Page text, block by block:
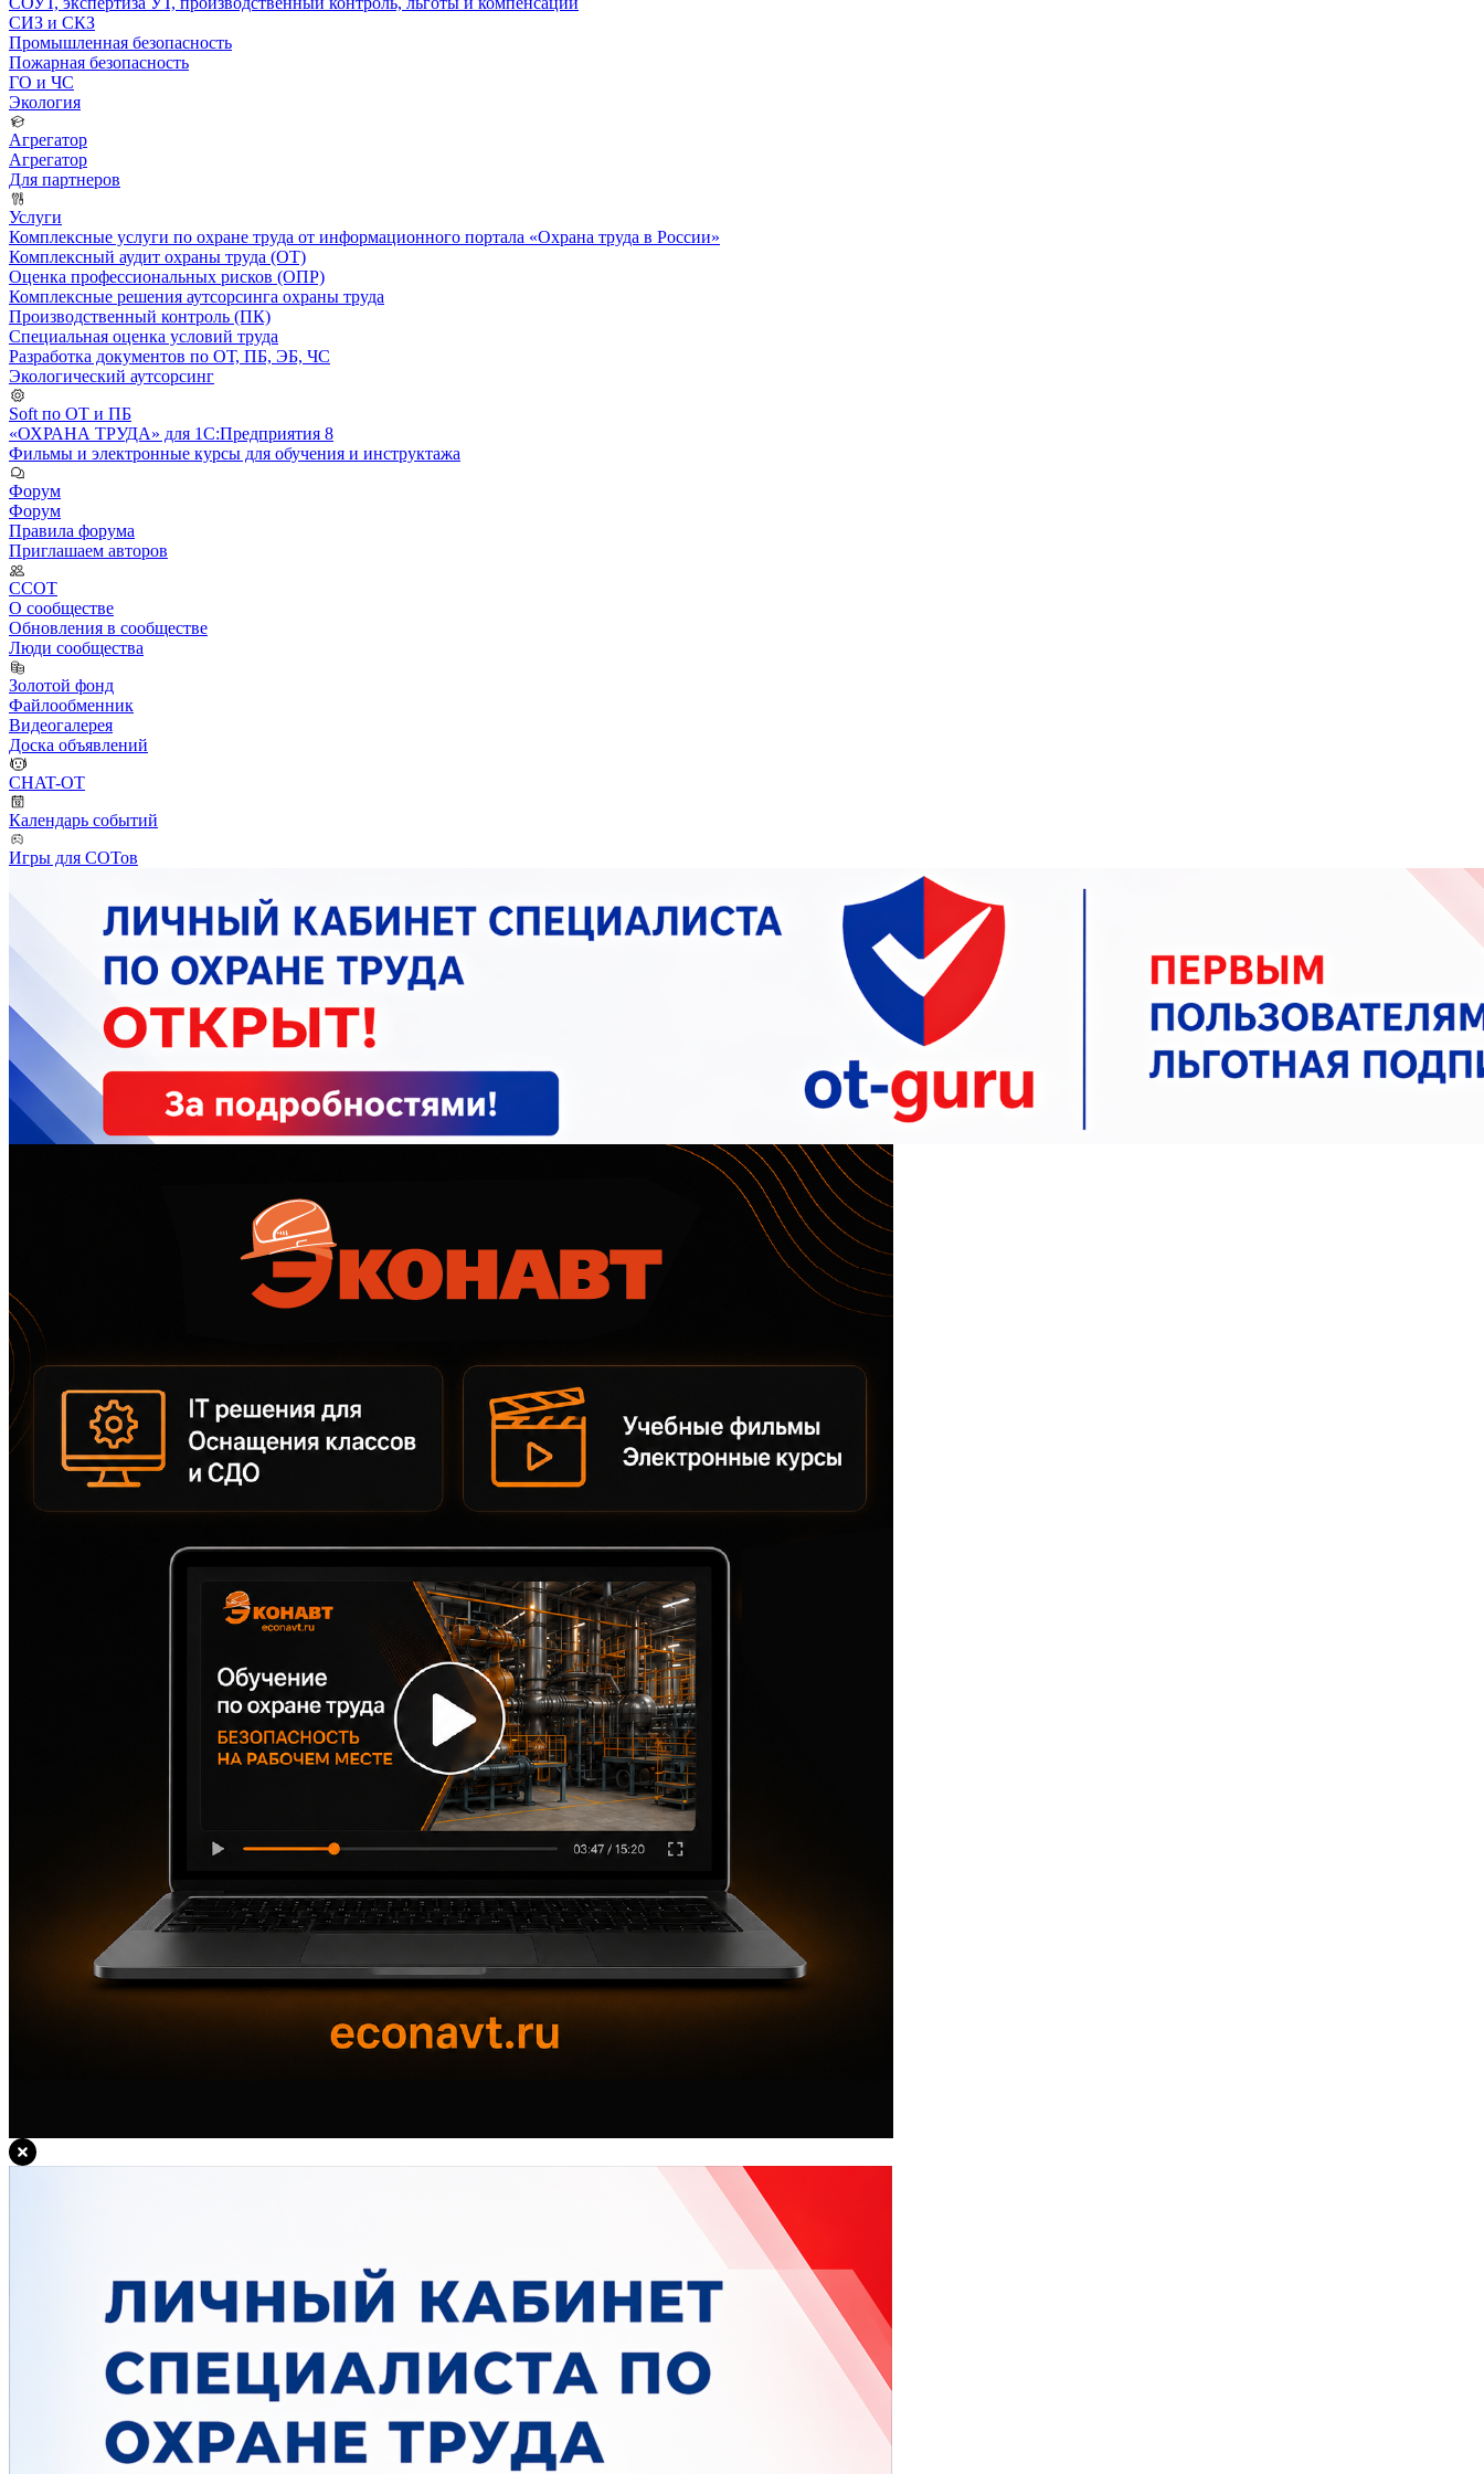
СИЗ и СКЗ
Промышленная безопасность
Пожарная безопасность
ГО и ЧС
Экология
Агрегатор
Агрегатор
Для партнеров
Услуги
Комплексные услуги по охране труда от информационного портала «Охрана труда в России»
Комплексный аудит охраны труда (ОТ)
Оценка профессиональных рисков (ОПР)
Комплексные решения аутсорсинга охраны труда
Производственный контроль (ПК)
Специальная оценка условий труда
Разработка документов по ОТ, ПБ, ЭБ, ЧС
Экологический аутсорсинг
Soft по ОТ и ПБ
«ОХРАНА ТРУДА» для 1С:Предприятия 8
Фильмы и электронные курсы для обучения и инструктажа
Форум
Форум
Правила форума
Приглашаем авторов
ССОТ
О сообществе
Обновления в сообществе
Люди сообщества
Золотой фонд
Файлообменник
Видеогалерея
Доска объявлений
CHAT-OT
Календарь событий
Игры для СОТов